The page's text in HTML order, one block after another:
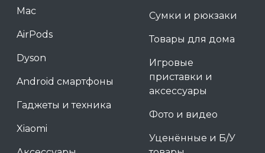
Mac
AirPods
Dyson
Android смартфоны
Гаджеты и техника
Xiaomi
Сумки и рюкзаки
Товары для дома
Игровые
приставки и
аксессуары
Фото и видео
Уценённые и Б/У